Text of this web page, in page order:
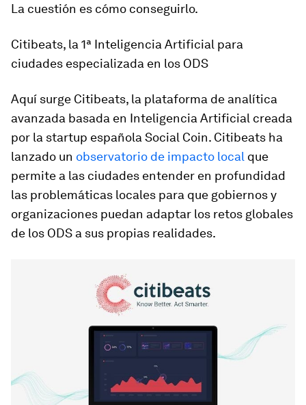
La cuestión es cómo conseguirlo.
Citibeats, la 1ª Inteligencia Artificial para
ciudades especializada en los ODS
Aquí surge Citibeats, la plataforma de analítica
avanzada basada en Inteligencia Artificial creada
por la startup española Social Coin. Citibeats ha
lanzado un observatorio de impacto local que
permite a las ciudades entender en profundidad
las problemáticas locales para que gobiernos y
organizaciones puedan adaptar los retos globales
de los ODS a sus propias realidades.